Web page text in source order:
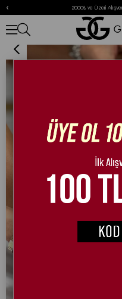
2000₺ ve Üzeri
‹
Riel Rugan Babet